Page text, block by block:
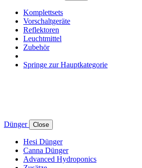
Komplettsets
Vorschaltgeräte
Reflektoren
Leuchtmittel
Zubehör
Springe zur Hauptkategorie
Dünger Close
Hesi Dünger
Canna Dünger
Advanced Hydroponics